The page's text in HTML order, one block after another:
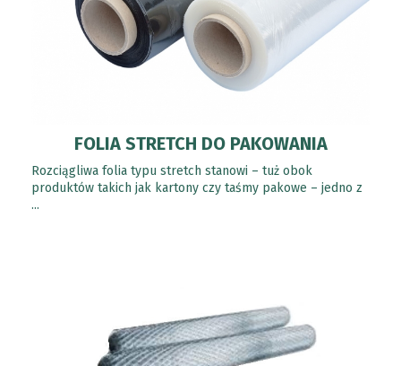
FOLIA STRETCH DO PAKOWANIA
Rozciągliwa folia typu stretch stanowi – tuż obok
produktów takich jak kartony czy taśmy pakowe – jedno z
...